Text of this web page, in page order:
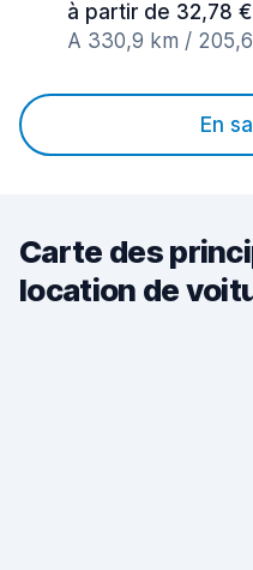
à partir de 32,78
A 330,9 km /
En
Carte des
location de